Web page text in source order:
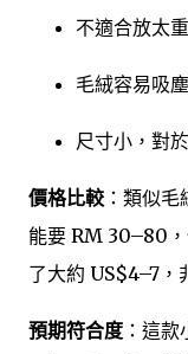
不適合放太
毛絨容易吸
尺寸小，對
價格比較 ：類似
能要 RM 30–80
了大約 US$4–7，
預期符合度 ：這